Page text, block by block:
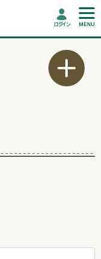
ログイン